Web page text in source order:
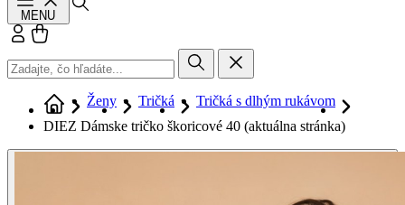
MENU
Prihlásiť sa
Ženy Tričká
Tričká s dlhým rukávom
DIEZ Dámske tričko škoricové 40 (aktuálna stránka)